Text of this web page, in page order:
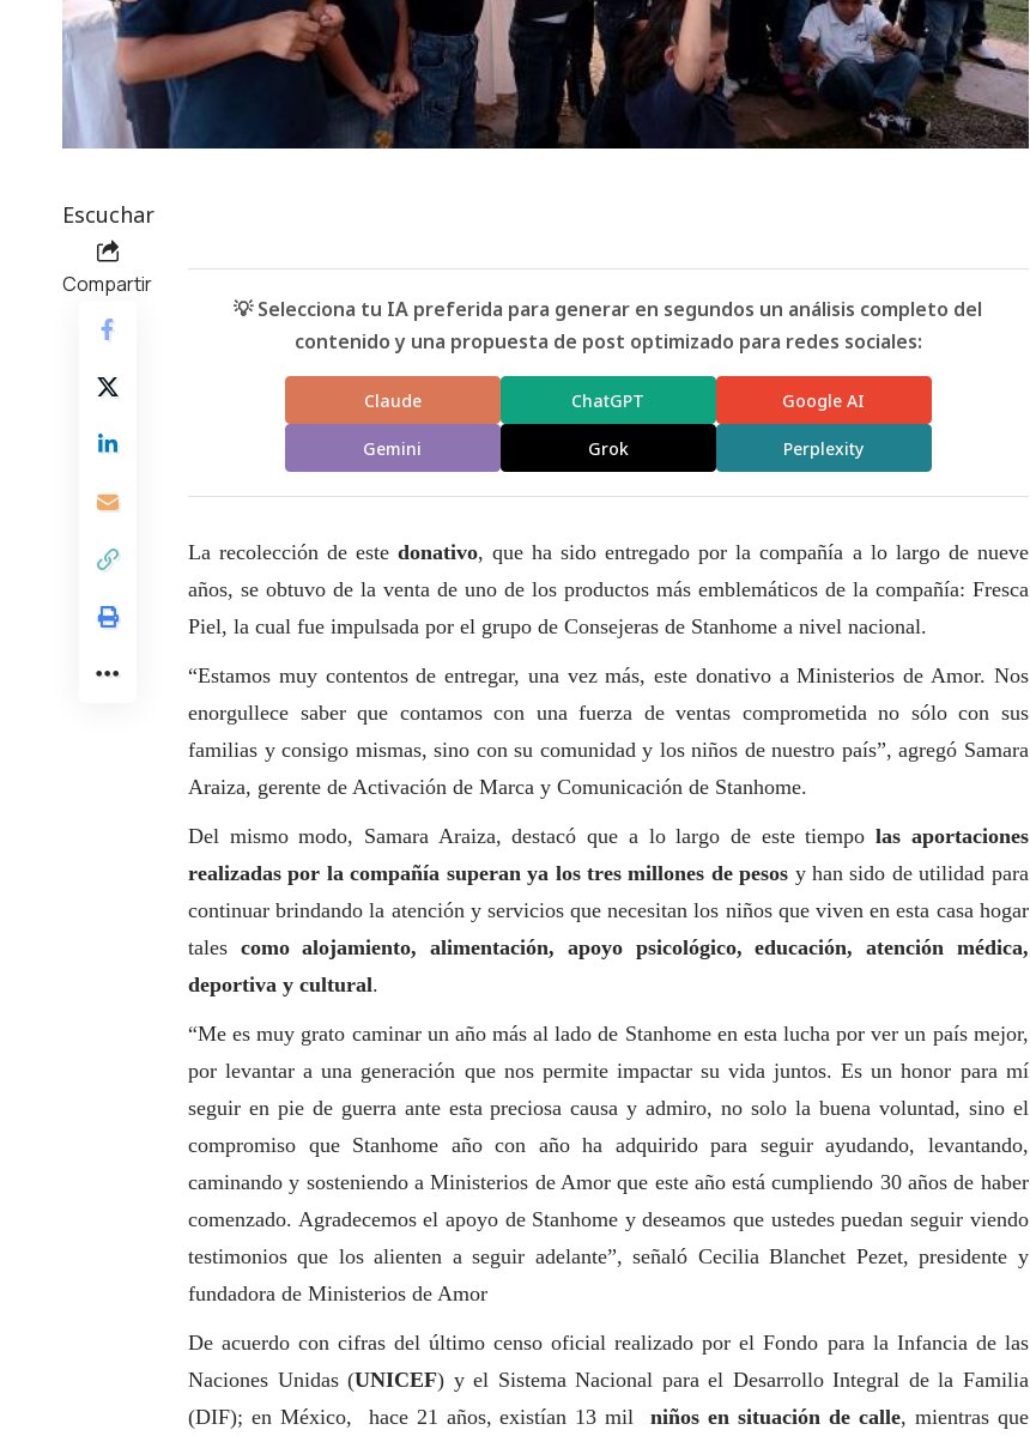
Escuchar
Compartir
💡 Selecciona tu IA preferida para generar en segundos un análisis completo del
contenido y una propuesta de post optimizado para redes sociales:
Claude ChatGPT Google AI
Gemini Grok Perplexity
La recolección de este donativo, que ha sido entregado por la compañía a lo largo de nueve
años, se obtuvo de la venta de uno de los productos más emblemáticos de la compañía: Fresca
Piel, la cual fue impulsada por el grupo de Consejeras de Stanhome a nivel nacional.
“Estamos muy contentos de entregar, una vez más, este donativo a Ministerios de Amor. Nos
enorgullece saber que contamos con una fuerza de ventas comprometida no sólo con sus
familias y consigo mismas, sino con su comunidad y los niños de nuestro país”, agregó Samara
Araiza, gerente de Activación de Marca y Comunicación de Stanhome.
Del mismo modo, Samara Araiza, destacó que a lo largo de este tiempolas aportaciones
realizadas por la compañía superan ya los tres millones de pesos y han sido de utilidad para
continuar brindando la atención y servicios que necesitan los niños que viven en esta casa hogar
tales como alojamiento, alimentación, apoyo psicológico, educación, atención médica,
deportiva y cultural.
“Me es muy grato caminar un año más al lado de Stanhome en esta lucha por ver un país mejor,
por levantar a una generación que nos permite impactar su vida juntos. Es un honor para mí
seguir en pie de guerra ante esta preciosa causa y admiro, no solo la buena voluntad, sino el
compromiso que Stanhome año con año ha adquirido para seguir ayudando, levantando,
caminando y sosteniendo a Ministerios de Amor que este año está cumpliendo 30 años de haber
comenzado. Agradecemos el apoyo de Stanhome y deseamos que ustedes puedan seguir viendo
testimonios que los alienten a seguir adelante”, señaló Cecilia Blanchet Pezet, presidente y
fundadora de Ministerios de Amor
De acuerdo con cifras del último censo oficial realizado por el Fondo para la Infancia de las
Naciones Unidas (UNICEF) y el Sistema Nacional para el Desarrollo Integral de la Familia
(DIF); en México, hace 21 años, existían 13 mil
niños en situación de calle, mientras que